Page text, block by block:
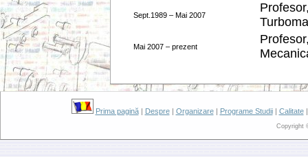
Sept.1989 – Mai 2007
Mai 2007 – prezent
Prima pagină| Despre| Organizare| Programe Studii| Calitate
Copyright